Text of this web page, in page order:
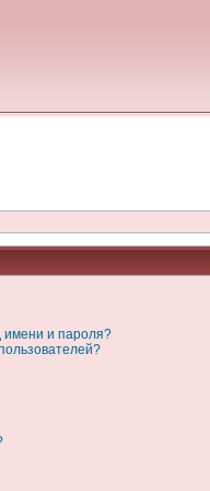
имени и пароля?